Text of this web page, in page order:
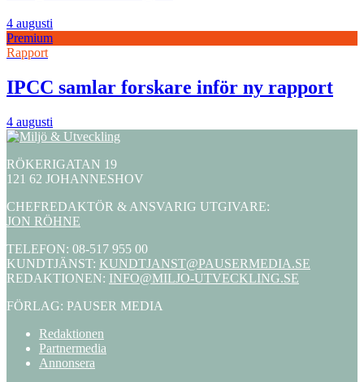
4 augusti
Premium
Rapport
IPCC samlar forskare inför ny rapport
4 augusti
RÖKERIGATAN 19
121 62 JOHANNESHOV
CHEFREDAKTÖR & ANSVARIG UTGIVARE:
JON RÖHNE
TELEFON: 08-517 955 00
KUNDTJÄNST: KUNDTJANST@PAUSERMEDIA.SE
REDAKTIONEN: INFO@MILJO-UTVECKLING.SE
FÖRLAG: PAUSER MEDIA
Redaktionen
Partnermedia
Annonsera